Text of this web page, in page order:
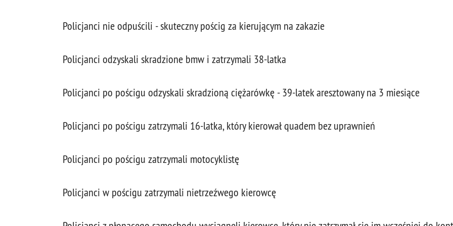
Policjanci nie odpuścili - skuteczny pościg za kierującym na zakazie
Policjanci odzyskali skradzione bmw i zatrzymali 38-latka
Policjanci po pościgu odzyskali skradzioną ciężarówkę - 39-latek aresztowany na 3 miesiące
Policjanci po pościgu zatrzymali 16-latka, który kierował quadem bez uprawnień
Policjanci po pościgu zatrzymali motocyklistę
Policjanci w pościgu zatrzymali nietrzeźwego kierowcę